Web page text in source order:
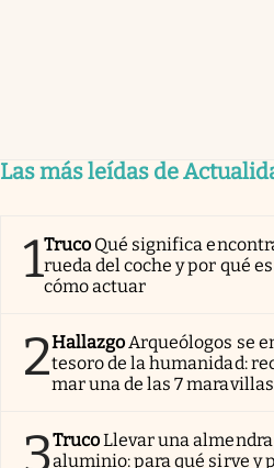
Las más leídas de
1Truco Qué significa
rueda del coche y por qué
cómo actuar
2Hallazgo Arqueólogos se
tesoro de la humanidad:
mar una de las 7
3TrucoLlevar una
aluminio: para qué sirve y